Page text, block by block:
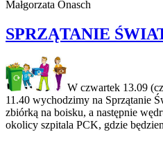
Małgorzata Onasch
SPRZĄTANIE
W czwartek 13.09
11.40 wychodzimy na Sprzątanie
zbiórką na boisku, a następnie
okolicy szpitala PCK, gdzie